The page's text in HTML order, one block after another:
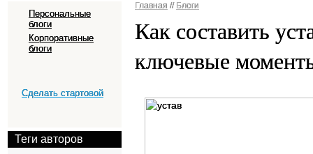
Персональные
блоги
Корпоративные
блоги
Сделать стартовой
Теги авторов
Главная // Блоги
Как составить
ключевые